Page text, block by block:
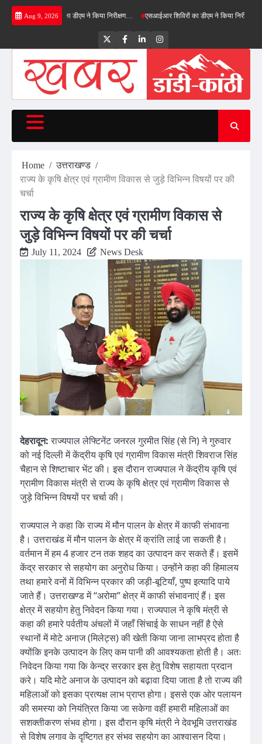
Skip
Aug 9, 2026
बाईपास का डीएम ने किया निरीक्षण… एसआईआर शिविरों का डीएम ने किया निरीक्षण, बोले—कोई
TwitterFacebookLinkedInInstagram
Home
उत्तराखण्ड
राज्य के कृषि क्षेत्र एवं ग्रामीण विकास से जुड़े विभिन्न विषयों पर की
चर्चा
राज्य के कृषि क्षेत्र एवं ग्रामीण विकास से
जुड़े विभिन्न विषयों पर की चर्चा
July 11, 2024 News Desk
देहरादून:राज्यपाल लेफ्टिनेंट जनरल गुरमीत सिंह (से नि) ने गुरुवार
को नई दिल्ली में केंद्रीय कृषि एवं ग्रामीण विकास मंत्री शिवराज सिंह
चैहान से शिष्टाचार भेंट की। इस दौरान राज्यपाल ने केंद्रीय कृषि एवं
ग्रामीण विकास मंत्री से राज्य के कृषि क्षेत्र एवं ग्रामीण विकास से
जुड़े विभिन्न विषयों पर चर्चा की।
राज्यपाल ने कहा कि राज्य में मौन पालन के क्षेत्र में काफी संभावना
है। उत्तराखंड में मौन पालन के क्षेत्र में क्रांति लाई जा सकती है।
वर्तमान में हम 4 हजार टन तक शहद का उत्पादन कर सकते हैं। इसमें
केंद्र सरकार से सहयोग का अनुरोध किया। उन्होंने कहा की हिमालय
तथा हमारे वनों में विभिन्न प्रकार की जड़ी-बूटियाँ, पुष्प इत्यादि पाये
जाते हैं। उत्तराखण्ड में ‘‘अरोमा” क्षेत्र में काफी संभावनाएं हैं। इस
क्षेत्र में सहयोग हेतु निवेदन किया गया। राज्यपाल ने कृषि मंत्री से
कहा की हमारे पर्वतीय अंचलों में जहाँ सिंचाई के साधन नहीं है ऐसे
स्थानों में मोटे अनाज (मिलेट्स) की खेती किया जाना लाभप्रद होता है
क्योंकि इनके उत्पादन के लिए कम पानी की आवश्यकता होती है। अतः
निवेदन किया गया कि केन्द्र सरकार इस हेतु विशेष सहायता प्रदान
करे। यदि मोटे अनाज के उत्पादन को बढ़ावा दिया जाता है तो राज्य की
महिलाओं को इसका प्रत्यक्ष लाभ प्राप्त होगा। इससे एक ओर पलायन
की समस्या को नियंत्रित किया जा सकेगा वहीं हमारी महिलाओं का
सशक्तीकरण संभव होगा। इस दौरान कृषि मंत्री ने देवभूमि उत्तराखंड
से विशेष लगाव के दृष्टिगत हर संभव सहयोग का आश्वासन दिया।